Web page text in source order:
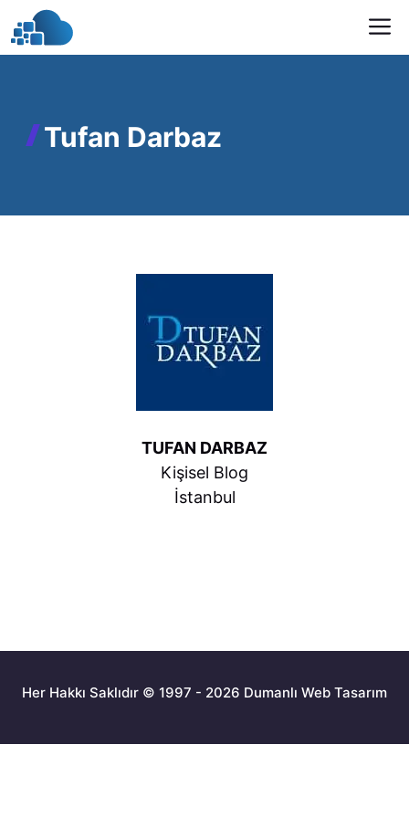
İçeriğe
atla
Tufan Darbaz
TUFAN DARBAZ
Kişisel Blog
İstanbul
Her Hakkı Saklıdır © 1997 - 2026 Dumanlı Web Tasarım